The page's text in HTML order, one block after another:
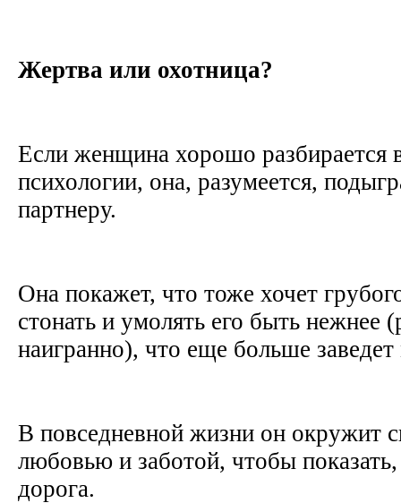
Жертва или охотница?
Если женщина хорошо разбирается
психологии, она, разумеется,
партнеру.
Она покажет, что тоже хочет
стонать и умолять его быть нежнее
наигранно), что еще больше
В повседневной жизни он окружит
любовью и заботой, чтобы
дорога.